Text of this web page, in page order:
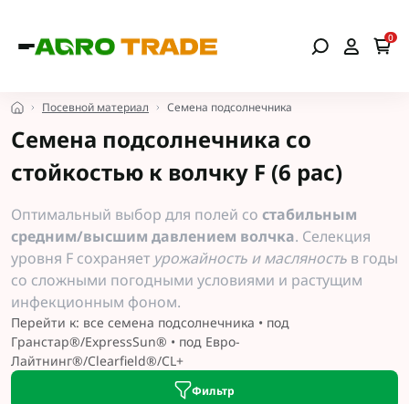
0
Посевной материал Семена подсолнечника
Семена подсолнечника со
стойкостью к волчку F (6 рас)
Оптимальный выбор для полей со стабильным
средним/высшим давлением волчка. Селекция
уровня F сохраняет урожайность и масляность в годы
со сложными погодными условиями и растущим
инфекционным фоном.
Перейти к: все семена подсолнечника • под
Гранстар®/ExpressSun® • под Евро-
Лайтнинг®/Clearfield®/CL+
Фильтр